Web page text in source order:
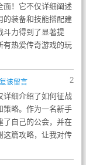
面！它不仅详细阐述
的装备和技能搭配建
斗力得到了显著提
有热爱传奇游戏的玩
2
该留言
详细介绍了如何征战
策略。作为一名新手
了自己的公会，并在
这篇攻略，让我对传